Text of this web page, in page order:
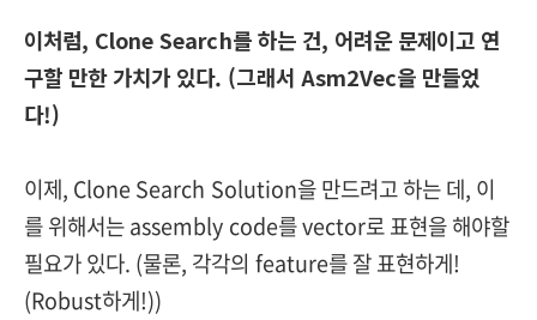
이처럼, Clone Search를 하는 건, 어려운 문제이고 연
구할 만한 가치가 있다. (그래서 Asm2Vec을 만들었
다!)
이제, Clone Search Solution을 만드려고 하는 데, 이
를 위해서는 assembly code를 vector로 표현을 해야할
필요가 있다. (물론, 각각의 feature를 잘 표현하게!
(Robust하게!))